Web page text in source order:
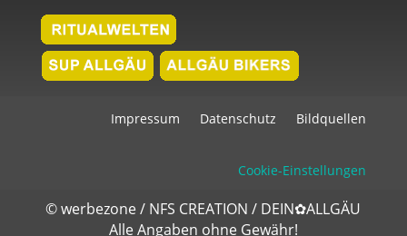
Impressum Datenschutz Bildquellen
Cookie-Einstellungen
©werbezone/ NFS CREATION/ DEIN✿ALLGÄU
Alle Angaben ohne Gewähr!